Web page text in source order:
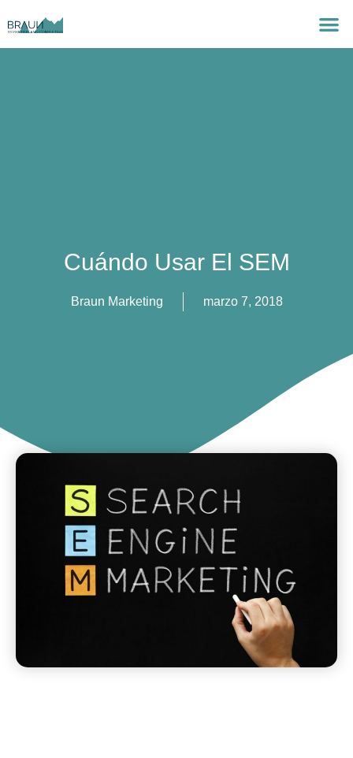
Cuándo Usar El SEM
Braun Marketing marzo 7, 2018